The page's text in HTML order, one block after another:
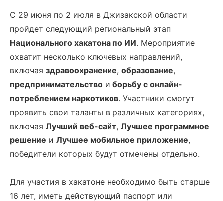
С 29 июня по 2 июля в Джизакской области
пройдет следующий региональный этап
Национального хакатона по ИИ. Мероприятие
охватит несколько ключевых направлений,
включая здравоохранение, образование,
предпринимательство и борьбу с онлайн-
потреблением наркотиков. Участники смогут
проявить свои таланты в различных категориях,
включая Лучший веб-сайт, Лучшее программное
решение и Лучшее мобильное приложение,
победители которых будут отмечены отдельно.
Для участия в хакатоне необходимо быть старше
16 лет, иметь действующий паспорт или